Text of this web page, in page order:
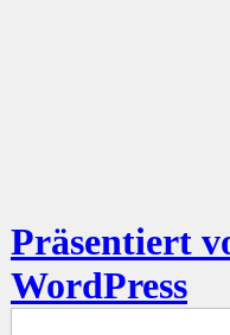
Präsentiert
WordPress